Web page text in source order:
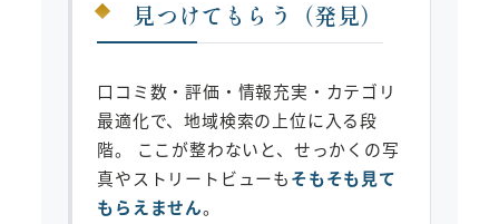
見つけてもらう（発見）
口コミ数・評価・情報充実・カテゴリ
最適化で、地域検索の上位に入る段
階。 ここが整わないと、せっかくの写
真やストリートビューもそもそも見て
もらえません。